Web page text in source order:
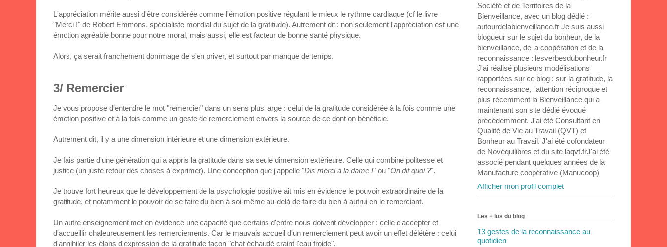
L'appréciation mérite aussi d'être considérée comme l'émotion positive régulant le mieux le rythme cardiaque (cf le livre
"Merci !" de Robert Emmons, spécialiste mondial du sujet de la gratitude). Autrement dit : non seulement l'appréciation est une
émotion agréable bonne pour notre moral, mais aussi, elle est facteur de bonne santé physique.
Alors, ça serait franchement dommage de s'en priver, et surtout par manque de temps.
3/ Remercier
Je vous propose d'entendre le mot "remercier" dans un sens plus large : celui de la gratitude considérée à la fois comme une
émotion positive et à la fois comme un geste de remerciement envers la source de ce dont on bénéficie.
Autrement dit, il y a une dimension intérieure et une dimension extérieure.
Je fais partie d'une génération qui a appris la gratitude dans sa seule dimension extérieure. Celle qui combine politesse et
justice (un juste retour des choses à exprimer). Une conception que j'appelle "Dis merci à la dame !" ou "On dit quoi ?".
Je trouve fort heureux que le développement de la psychologie positive ait mis en évidence le pouvoir extraordinaire de la
gratitude, et notamment le pouvoir de se faire du bien à soi-même au-delà de faire du bien à autrui en le remerciant.
Un autre enseignement met en évidence une capacité que certains d'entre nous doivent développer : celle d'accepter et
d'accueillir chaleureusement les remerciements. Car le mauvais accueil d'un remerciement peut avoir un effet délétère : celui
d'annihiler les élans d'expression de la gratitude façon "chat échaudé craint l'eau froide".
Société et de Territoires de la
Bienveillance, avec un blog dédié :
autourdelabienveillance.fr Je suis aussi
blogueur sur le sujet du bonheur, de la
bienveillance, de la coopération et de la
reconnaissance : lesverbesdubonheur.fr
J'ai réalisé plusieurs modélisations
rapportées sur ce blog : sur la gratitude, la
reconnaissance, l'attention réciproque et
plus récemment la Bienveillance qui a
maintenant son site dédié évoqué
précédemment. J'ai été Consultant en
Qualité de Vie au Travail (QVT) et
Bonheur au Travail. J'ai été cofondateur
de Novéquilibres et du site laqvt.frJ'ai été
associé pendant quelques années de la
Manufacture coopérative (Manucoop)
Afficher mon profil complet
Les + lus du blog
13 gestes de la reconnaissance au
quotidien